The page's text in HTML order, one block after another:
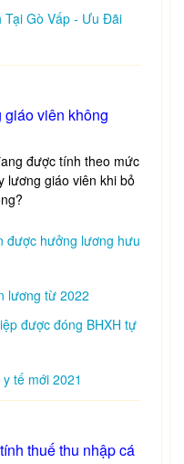
Tại Gò Vấp - Ưu Đãi
viên không
được tính theo mức
lương giáo viên khi bỏ
được hưởng lương hưu
lương từ 2022
được đóng BHXH tự
tế mới 2021
thuế thu nhập cá